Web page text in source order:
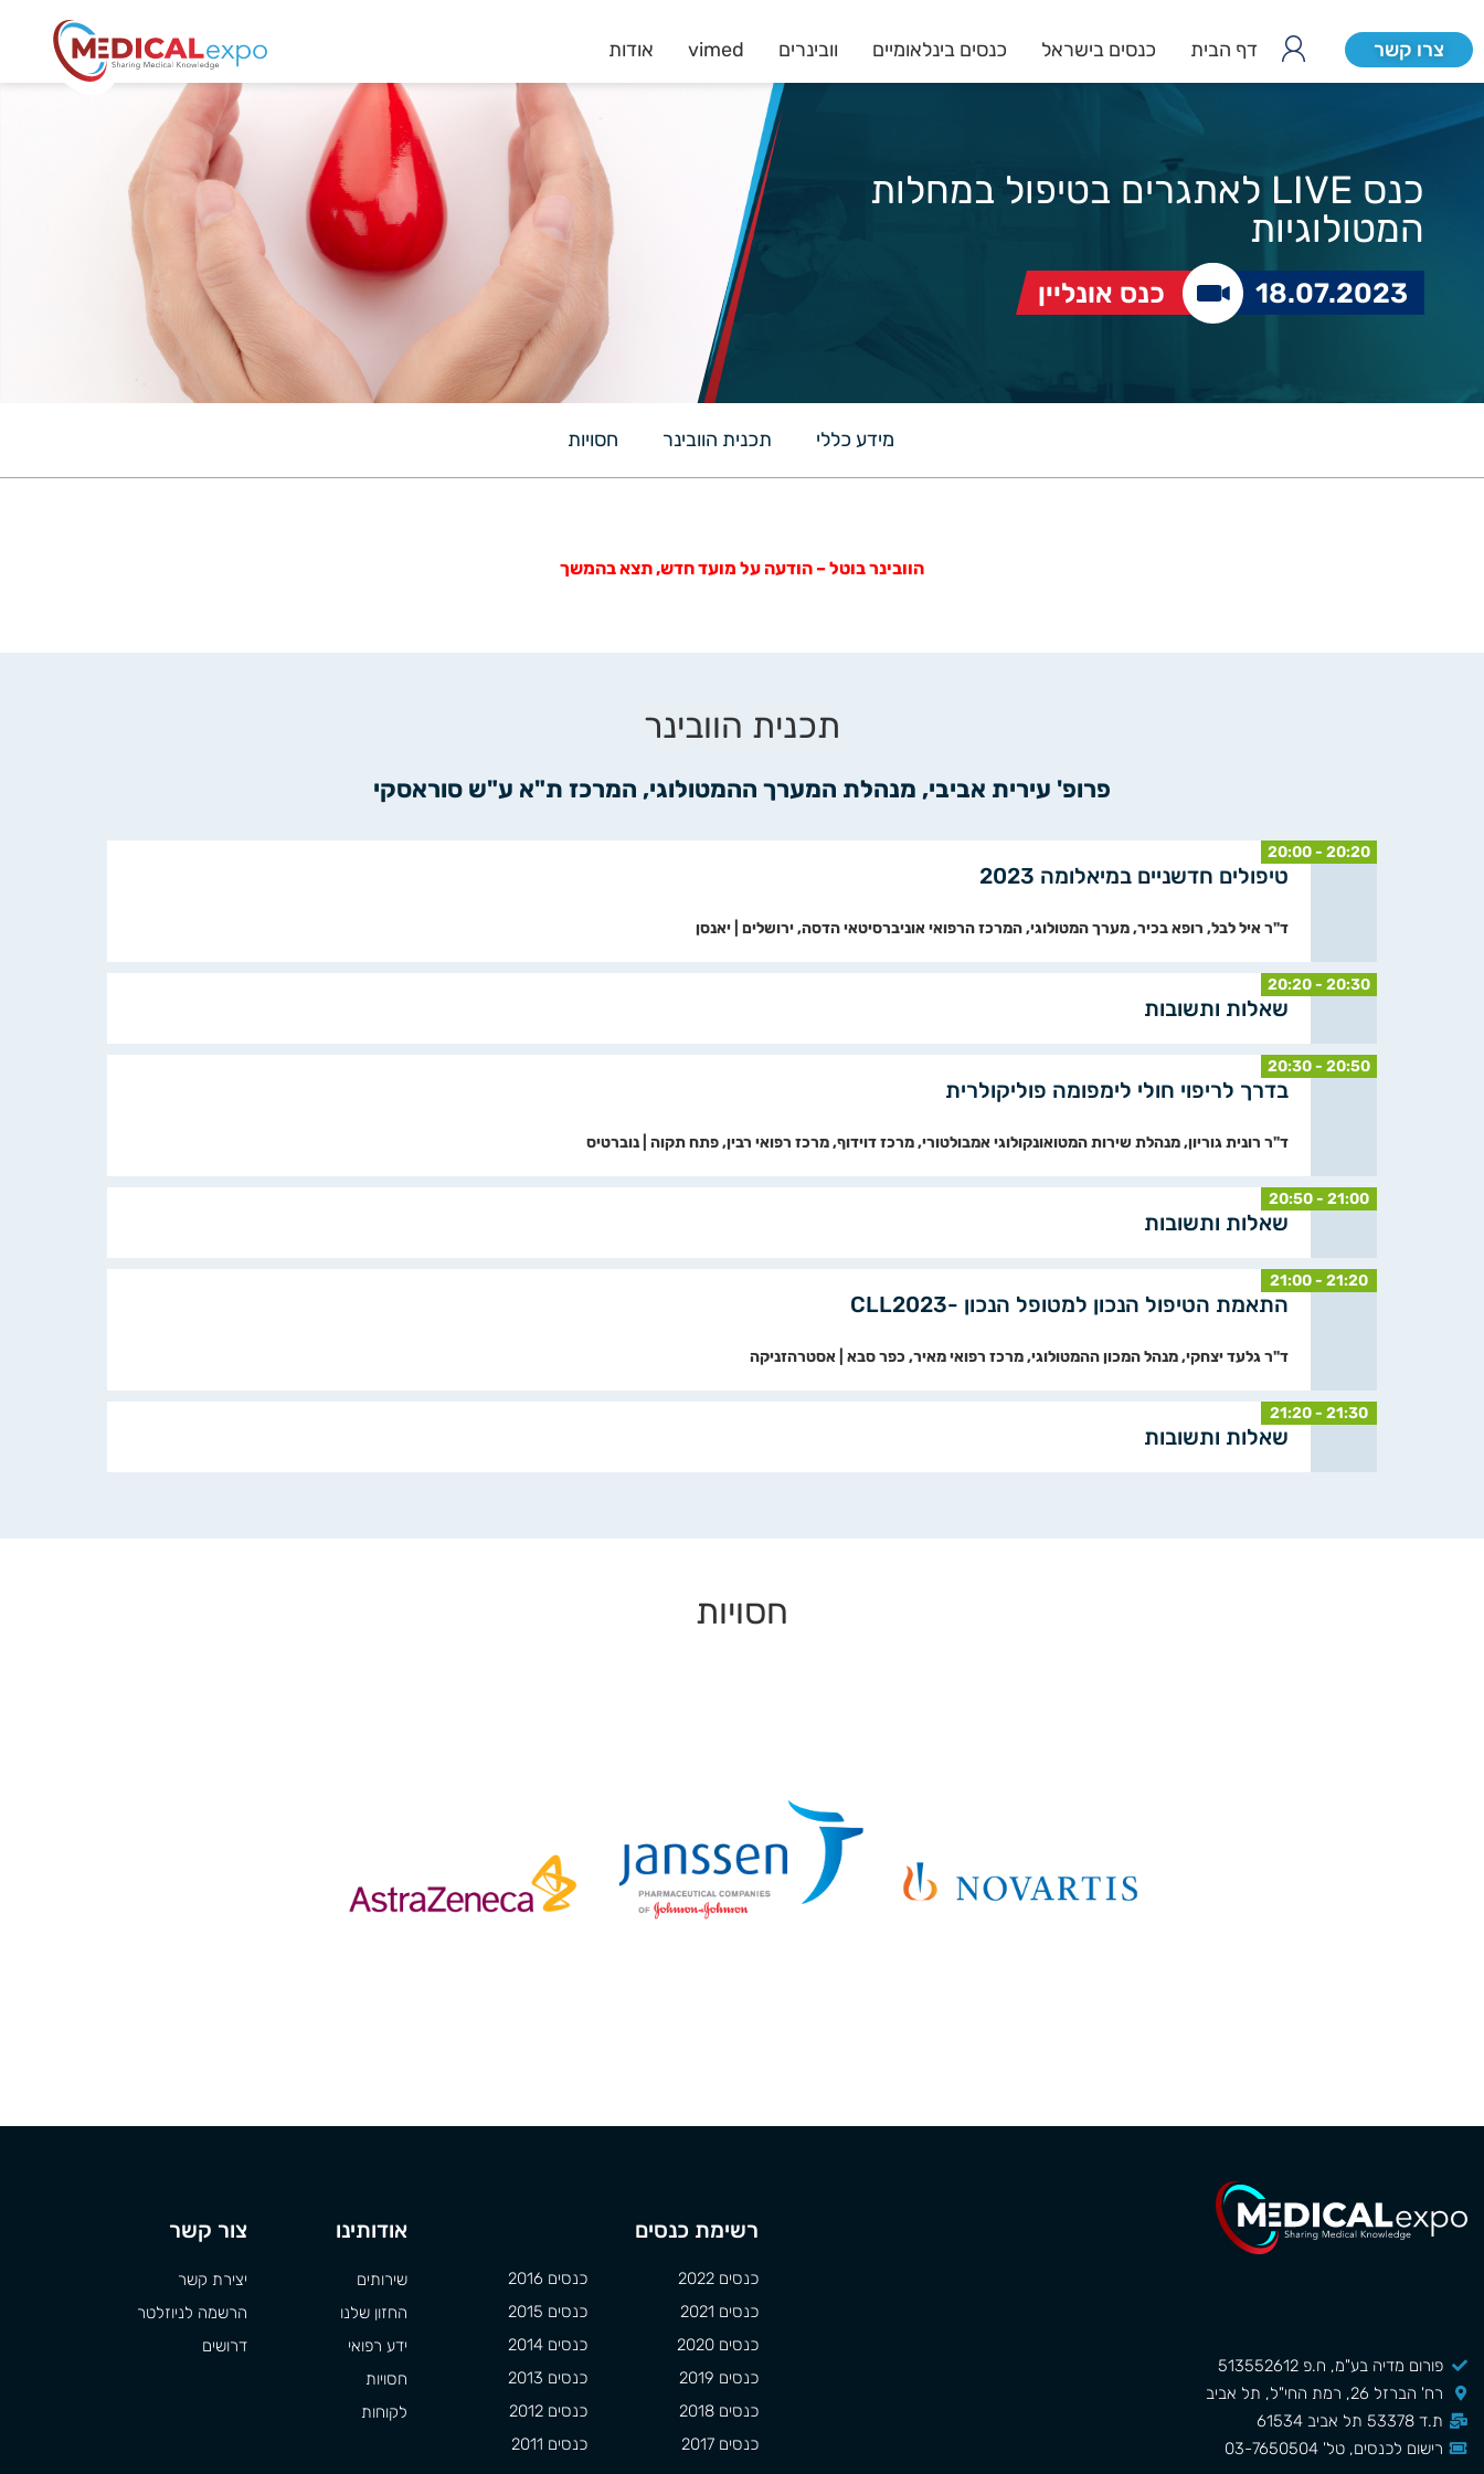
צרו קשר דף הבית כנסים בישראל כנסים בינלאומיים וובינרים vimed אודות
כנס LIVE לאתגרים בטיפול במחלות
המטולוגיות
18.07.2023 כנס אונליין
מידע כללי תכנית הוובינר חסויות
הוובינר בוטל – הודעה על מועד חדש, תצא בהמשך
תכנית הוובינר
פרופ' עירית אביבי, מנהלת המערך ההמטולוגי, המרכז ת"א ע"ש סוראסקי
20:00 - 20:20
טיפולים חדשניים במיאלומה 2023
ד"ר איל לבל, רופא בכיר, מערך המטולוגי, המרכז הרפואי אוניברסיטאי הדסה, ירושלים | יאנסן
20:20 - 20:30
שאלות ותשובות
20:30 - 20:50
בדרך לריפוי חולי לימפומה פוליקולרית
ד"ר רונית גוריון, מנהלת שירות המטואונקולוגי אמבולטורי, מרכז דוידוף, מרכז רפואי רבין, פתח תקוה | נוברטיס
20:50 - 21:00
שאלות ותשובות
21:00 - 21:20
התאמת הטיפול הנכון למטופל הנכון -CLL2023
ד"ר גלעד יצחקי, מנהל המכון ההמטולוגי, מרכז רפואי מאיר, כפר סבא | אסטרהזניקה
21:20 - 21:30
שאלות ותשובות
חסויות
פורום מדיה בע"מ, ח.פ 513552612
רח' הברזל 26, רמת החי"ל, תל אביב
ת.ד 53378 תל אביב 61534
רישום לכנסים, טל' 03-7650504
רשימת כנסים
כנסים 2022
כנסים 2021
כנסים 2020
כנסים 2019
כנסים 2018
כנסים 2017
כנסים 2016
כנסים 2015
כנסים 2014
כנסים 2013
כנסים 2012
כנסים 2011
אודותינו
שירותים
החזון שלנו
ידע רפואי
חסויות
לקוחות
צור קשר
יצירת קשר
הרשמה לניוזלטר
דרושים